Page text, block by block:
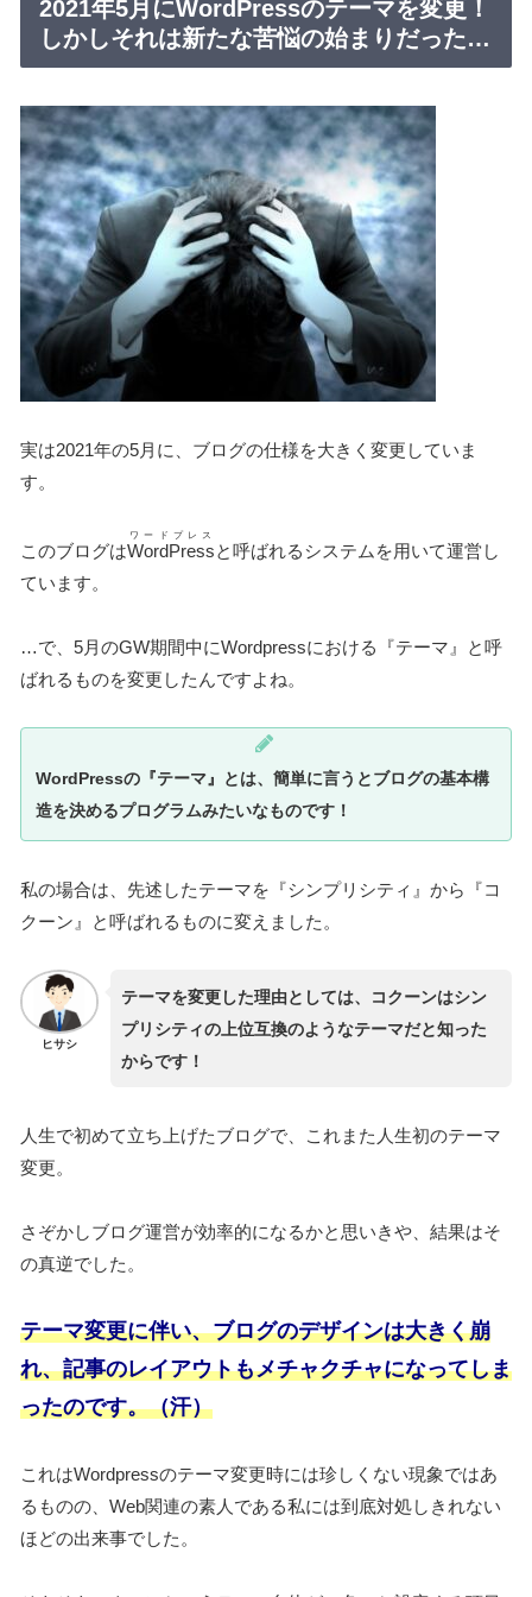
2021年5月にWordPressのテーマを変更！
しかしそれは新たな苦悩の始まりだった…
実は2021年の5月に、ブログの仕様を大きく変更していま
す。
このブログはWordPress
ワードプレス
と呼ばれるシステムを用いて運営し
ています。
…で、5月のGW期間中にWordpressにおける『テーマ』と呼
ばれるものを変更したんですよね。
WordPressの『テーマ』とは、簡単に言うとブログの基本構
造を決めるプログラムみたいなものです！
私の場合は、先述したテーマを『シンプリシティ』から『コ
クーン』と呼ばれるものに変えました。
ヒサシ
テーマを変更した理由としては、コクーンはシン
プリシティの上位互換のようなテーマだと知った
からです！
人生で初めて立ち上げたブログで、これまた人生初のテーマ
変更。
さぞかしブログ運営が効率的になるかと思いきや、結果はそ
の真逆でした。
テーマ変更に伴い、ブログのデザインは大きく崩
れ、記事のレイアウトもメチャクチャになってしま
ったのです。（汗）
これはWordpressのテーマ変更時には珍しくない現象ではあ
るものの、Web関連の素人である私には到底対処しきれない
ほどの出来事でした。